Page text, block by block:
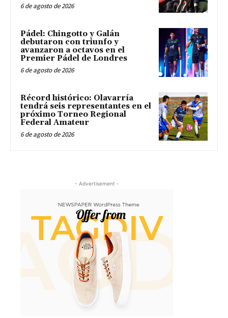
6 de agosto de 2026
Pádel: Chingotto y Galán
debutaron con triunfo y
avanzaron a octavos en el
Premier Pádel de Londres
6 de agosto de 2026
Récord histórico: Olavarría
tendrá seis representantes en el
próximo Torneo Regional
Federal Amateur
6 de agosto de 2026
- Advertisement -